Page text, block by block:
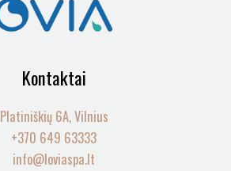
Kontaktai
Platiniškių 6A, Vilnius
+370 649 63333
info@loviaspa.lt